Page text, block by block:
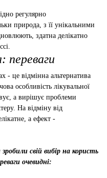
регулярно
природа, з її унікальними
здатна делікатно
переваги
- це відмінна альтернатива
особливість лікувальної
а вирішує проблеми
На відміну від
а ефект -
свій вибір на користь
очевидні: